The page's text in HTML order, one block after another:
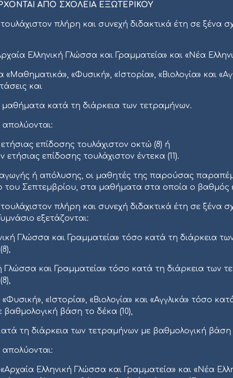
ΑΠΟ ΣΧΟΛΕΙΑ ΕΞΩΤΕΡΙΚΟΥ
πλήρη και συνεχή διδακτικά έτη σε ξένα
Ελληνική Γλώσσα και Γραμματεία» και «Νέα
«Φυσική», «Ιστορία», «Βιολογία» και
και
κατά τη διάρκεια των τετραμήνων.
επίδοσης τουλάχιστον οκτώ (8) ή
επίδοσης τουλάχιστον έντεκα (11).
ή απόλυσης, οι μαθητές της παρούσας
του Σεπτεμβρίου, στα μαθήματα στα οποία ο βαθμός
πλήρη και συνεχή διδακτικά έτη σε ξένα
εξετάζονται:
Γλώσσα και Γραμματεία» τόσο κατά τη διάρκεια
και Γραμματεία» τόσο κατά τη διάρκεια των
«Ιστορία», «Βιολογία» και «Αγγλικά» τόσο
βαθμολογική βάση το δέκα (10),
τη διάρκεια των τετραμήνων με βαθμολογική βάση
Ελληνική Γλώσσα και Γραμματεία» και «Νέα